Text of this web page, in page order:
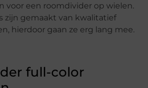
voor een roomdivider op wielen.
zijn gemaakt van kwalitatief
hierdoor gaan ze erg lang mee.
full-color